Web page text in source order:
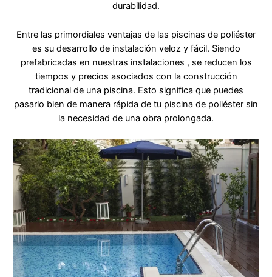
durabilidad.
Entre las primordiales ventajas de las piscinas de poliéster
es su desarrollo de instalación veloz y fácil. Siendo
prefabricadas en nuestras instalaciones , se reducen los
tiempos y precios asociados con la construcción
tradicional de una piscina. Esto significa que puedes
pasarlo bien de manera rápida de tu piscina de poliéster sin
la necesidad de una obra prolongada.